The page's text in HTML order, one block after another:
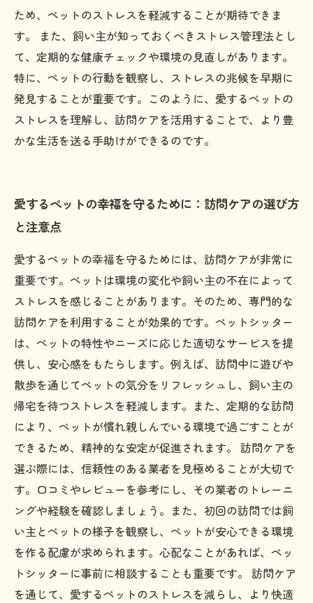
ため、ペットのストレスを軽減することが期待できま
す。 また、飼い主が知っておくべきストレス管理法とし
て、定期的な健康チェックや環境の見直しがあります。
特に、ペットの行動を観察し、ストレスの兆候を早期に
発見することが重要です。このように、愛するペットの
ストレスを理解し、訪問ケアを活用することで、より豊
かな生活を送る手助けができるのです。
愛するペットの幸福を守るために：訪問ケアの選び方
と注意点
愛するペットの幸福を守るためには、訪問ケアが非常に
重要です。ペットは環境の変化や飼い主の不在によって
ストレスを感じることがあります。そのため、専門的な
訪問ケアを利用することが効果的です。ペットシッター
は、ペットの特性やニーズに応じた適切なサービスを提
供し、安心感をもたらします。例えば、訪問中に遊びや
散歩を通じてペットの気分をリフレッシュし、飼い主の
帰宅を待つストレスを軽減します。また、定期的な訪問
により、ペットが慣れ親しんでいる環境で過ごすことが
できるため、精神的な安定が促進されます。 訪問ケアを
選ぶ際には、信頼性のある業者を見極めることが大切で
す。口コミやレビューを参考にし、その業者のトレーニ
ングや経験を確認しましょう。また、初回の訪問では飼
い主とペットの様子を観察し、ペットが安心できる環境
を作る配慮が求められます。心配なことがあれば、ペッ
トシッターに事前に相談することも重要です。 訪問ケア
を通じて、愛するペットのストレスを減らし、より快適